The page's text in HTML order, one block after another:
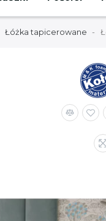
Łóżka tapicerowane